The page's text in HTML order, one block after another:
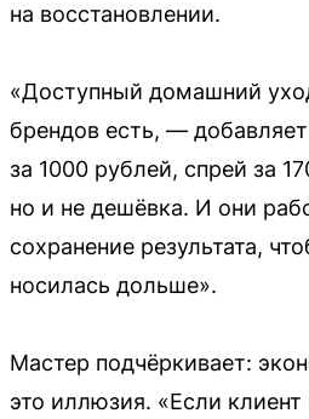
на восстановлении.
«Доступный домашний
брендов есть, —
за 1000 рублей, спрей за
но и не дешёвка. И они
сохранение результата,
носилась дольше».
Мастер подчёркивает:
это иллюзия. «Если клиент